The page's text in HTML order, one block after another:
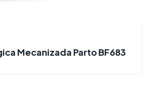
Mecanizada Parto BF683